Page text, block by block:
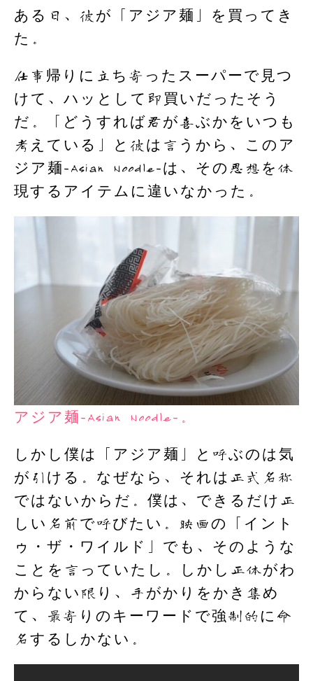
ある日、彼が「アジア麺」を買ってき
た。
仕事帰りに立ち寄ったスーパーで見つ
けて、ハッとして即買いだったそう
だ。「どうすれば君が喜ぶかをいつも
考えている」と彼は言うから、このア
ジア麺-Asian Noodle-は、その思想を体
現するアイテムに違いなかった。
アジア麺-Asian Noodle-。
しかし僕は「アジア麺」と呼ぶのは気
が引ける。なぜなら、それは正式名称
ではないからだ。僕は、できるだけ正
しい名前で呼びたい。映画の「イント
ゥ・ザ・ワイルド」でも、そのような
ことを言っていたし。しかし正体がわ
からない限り、手がかりをかき集め
て、最寄りのキーワードで強制的に命
名するしかない。